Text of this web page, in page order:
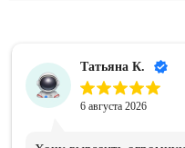
Татьяна К.
6 августа 2026